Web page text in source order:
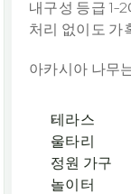
내구성 등급 1-
처리 없이도 가
아카시아 나무
테라스
울타리
정원 가구
놀이터